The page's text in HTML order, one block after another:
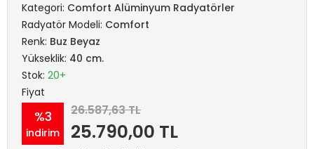
Kategori: Comfort Alüminyum Radyatörler
Radyatör Modeli: Comfort
Renk: Buz Beyaz
Yükseklik: 40 cm.
Stok: 20+
Fiyat
%3
indirim
26.587,63 TL
25.790,00 TL